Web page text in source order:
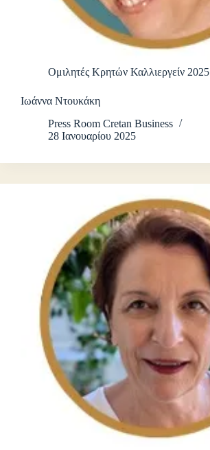
Ομιλητές Κρητών Καλλιεργείν 2025
Ιωάννα Ντουκάκη
Press Room Cretan Business
28 Ιανουαρίου 2025